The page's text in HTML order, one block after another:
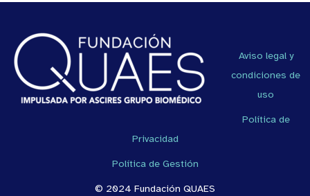
Aviso legal y
condiciones de
uso
Política de
Privacidad
Política de Gestión
© 2024 Fundación QUAES